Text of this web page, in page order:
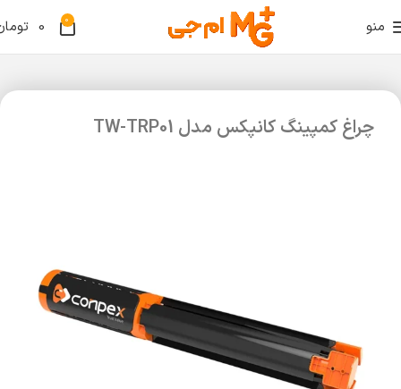
منو 0
0
چراغ کمپینگ کانپکس مدل TW-TRP01